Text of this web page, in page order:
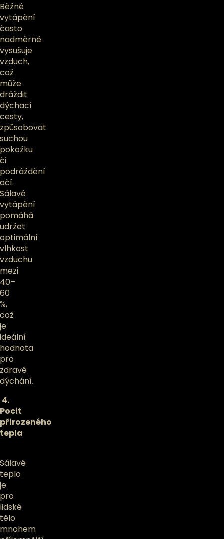
Běžné
vytápění
často
nadměrně
vysušuje
vzduch,
což
může
dráždit
dýchací
cesty,
způsobovat
suchou
pokožku
či
podráždění
očí.
Sálavé
vytápění
pomáhá
udržet
optimální
vlhkost
vzduchu
mezi
40–
60
%,
což
je
ideální
hodnota
pro
zdravé
dýchání.
4.
Pocit
přirozeného
tepla
Sálavé
teplo
je
pro
lidské
tělo
mnohem